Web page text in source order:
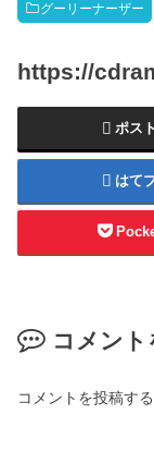
グーリーナーザー
https://
ポスト
はて
コメント
コメントを投稿す